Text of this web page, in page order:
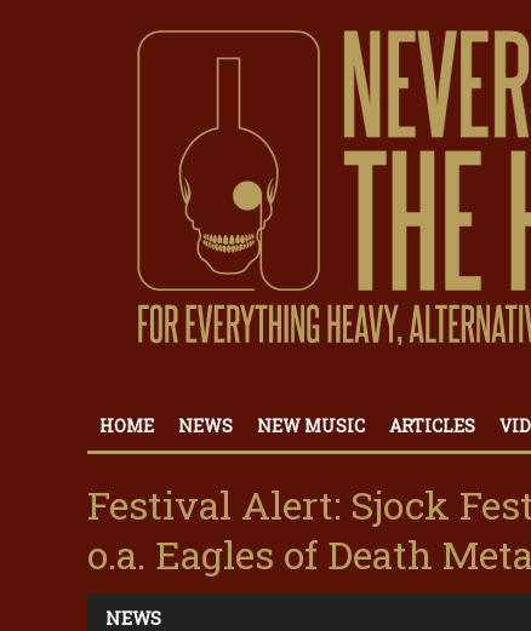
HOME NEWS NEW MUSIC ARTICLES
Festival Alert: Sjock
o.a. Eagles of Death
NEWS